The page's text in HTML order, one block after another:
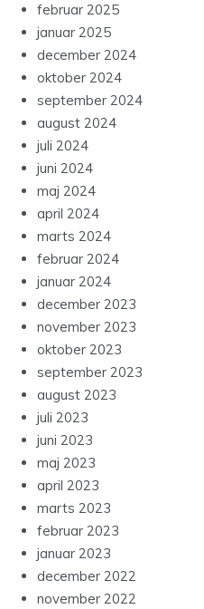
februar 2025
januar 2025
december 2024
oktober 2024
september 2024
august 2024
juli 2024
juni 2024
maj 2024
april 2024
marts 2024
februar 2024
januar 2024
december 2023
november 2023
oktober 2023
september 2023
august 2023
juli 2023
juni 2023
maj 2023
april 2023
marts 2023
februar 2023
januar 2023
december 2022
november 2022